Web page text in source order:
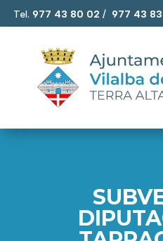
Tel. 977 43 80 02 / 977 43